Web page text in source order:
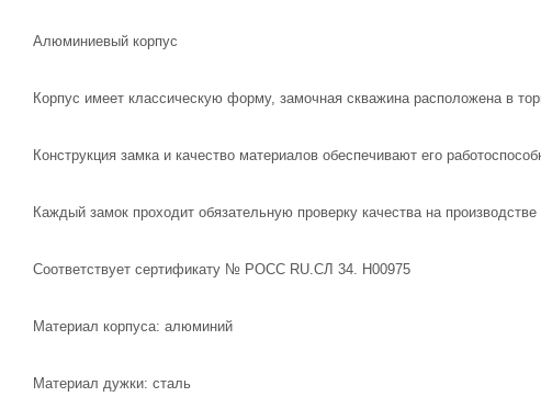
Алюминиевый корпус
Корпус имеет классическую форму, замочная скважина расположена в
Конструкция замка и качество материалов обеспечивают его
Каждый замок проходит обязательную проверку качества на производстве
Соответствует сертификату № РОСС RU.СЛ 34. Н00975
Материал корпуса: алюминий
Материал дужки: сталь